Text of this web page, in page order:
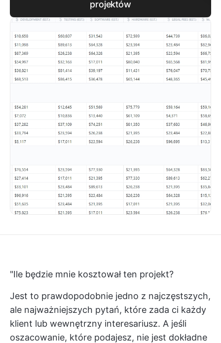
projektów
"Ile będzie mnie kosztował ten projekt?
Jest to prawdopodobnie jedno z najczęstszych,
ale najważniejszych pytań, które zada ci każdy
klient lub wewnętrzny interesariusz. A jeśli
oszacowanie, które podajesz, nie jest dokładne